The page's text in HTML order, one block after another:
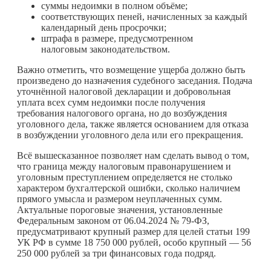
суммы недоимки в полном объёме;
соответствующих пеней, начисленных за каждый
календарный день просрочки;
штрафа в размере, предусмотренном
налоговым законодательством.
Важно отметить, что возмещение ущерба должно быть
произведено до назначения судебного заседания. Подача
уточнённой налоговой декларации и добровольная
уплата всех сумм недоимки после получения
требования налогового органа, но до возбуждения
уголовного дела, также является основанием для отказа
в возбуждении уголовного дела или его прекращения.
Всё вышесказанное позволяет нам сделать вывод о том,
что граница между налоговым правонарушением и
уголовным преступлением определяется не столько
характером бухгалтерской ошибки, сколько наличием
прямого умысла и размером неуплаченных сумм.
Актуальные пороговые значения, установленные
Федеральным законом от 06.04.2024 № 79-ФЗ,
предусматривают крупный размер для целей статьи 199
УК РФ в сумме 18 750 000 рублей, особо крупный — 56
250 000 рублей за три финансовых года подряд.